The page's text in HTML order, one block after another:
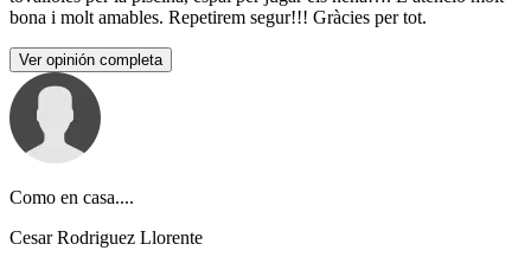
bona i molt amables. Repetirem segur!!! Gràcies per tot.
Ver opinión completa
Como en casa....
Cesar Rodriguez Llorente